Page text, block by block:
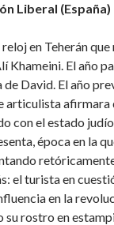
Liberal (España)
en Teherán
Khameini. El año
David. El año
articulista
con el estado
época en la
el turista en
en la
rostro en